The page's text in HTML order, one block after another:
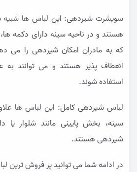
سویشرت شیردهی: این لباس ها
هستند و در ناحیه سینه دارای دکمه
که به مادران امکان شیردهی را می
انعطاف پذیر هستند و می توانند به
استفاده شوند.
لباس شیردهی کامل: این لباس ها
سینه، بخش پایینی مانند شلوار یا
شیردهی هستند.
در ادامه شما می توانید پر فروش ترین